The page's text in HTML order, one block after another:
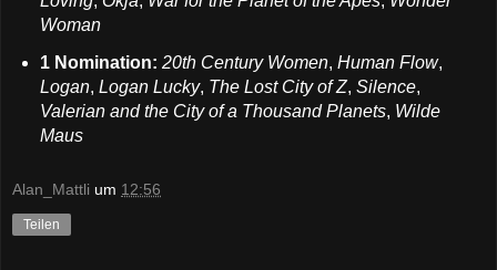
Woman
1 Nomination: 20th Century Women, Human Flow,
Logan, Logan Lucky, The Lost City of Z, Silence,
Valerian and the City of a Thousand Planets, Wilde
Maus
Alan_Mattli um 12:56
Teilen